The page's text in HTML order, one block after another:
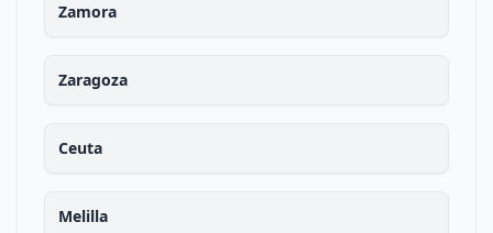
Zamora
Zaragoza
Ceuta
Melilla